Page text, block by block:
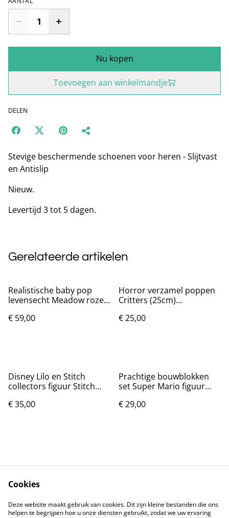
Nu kopen
Toevoegen aan winkelmandje
DELEN
Stevige beschermende schoenen voor heren - Slijtvast
en Antislip
Nieuw.
Levertijd 3 tot 5 dagen.
Gerelateerde artikelen
Realistische baby pop
levensecht Meadow roze
€ 59,00
Horror verzamel poppen
Critters (25cm)
€ 25,00
Disney Lilo en Stitch
collectors figuur Stitch
€ 35,00
Prachtige bouwblokken
set Super Mario figuur
€ 29,00
Contact
Voorwaarden
Privacybeleid
Cookiebeleid
Cookies
Deze website maakt gebruik van cookies. Dit zijn kleine bestanden die ons
helpen te begrijpen hoe u onze diensten gebruikt, zodat we uw ervaring